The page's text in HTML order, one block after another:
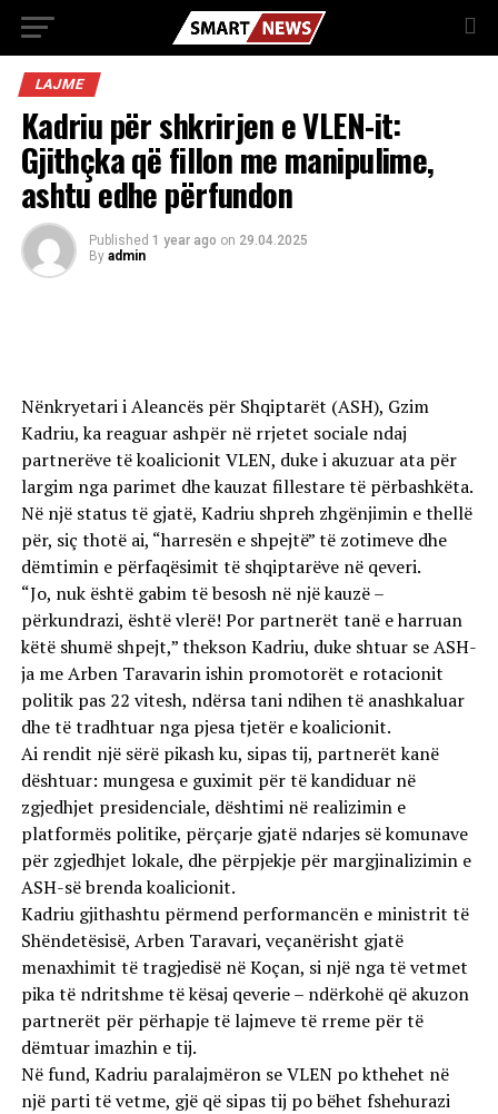
LAJME
Kadriu për shkrirjen e VLEN-it:
Gjithçka që fillon me manipulime,
ashtu edhe përfundon
Published 1 year ago on 29.04.2025
By admin
Nënkryetari i Aleancës për Shqiptarët (ASH), Gzim
Kadriu, ka reaguar ashpër në rrjetet sociale ndaj
partnerëve të koalicionit VLEN, duke i akuzuar ata për
largim nga parimet dhe kauzat fillestare të përbashkëta.
Në një status të gjatë, Kadriu shpreh zhgënjimin e thellë
për, siç thotë ai, “harresën e shpejtë” të zotimeve dhe
dëmtimin e përfaqësimit të shqiptarëve në qeveri.
“Jo, nuk është gabim të besosh në një kauzë –
përkundrazi, është vlerë! Por partnerët tanë e harruan
këtë shumë shpejt,” thekson Kadriu, duke shtuar se ASH-
ja me Arben Taravarin ishin promotorët e rotacionit
politik pas 22 vitesh, ndërsa tani ndihen të anashkaluar
dhe të tradhtuar nga pjesa tjetër e koalicionit.
Ai rendit një sërë pikash ku, sipas tij, partnerët kanë
dështuar: mungesa e guximit për të kandiduar në
zgjedhjet presidenciale, dështimi në realizimin e
platformës politike, përçarje gjatë ndarjes së komunave
për zgjedhjet lokale, dhe përpjekje për margjinalizimin e
ASH-së brenda koalicionit.
Kadriu gjithashtu përmend performancën e ministrit të
Shëndetësisë, Arben Taravari, veçanërisht gjatë
menaxhimit të tragjedisë në Koçan, si një nga të vetmet
pika të ndritshme të kësaj qeverie – ndërkohë që akuzon
partnerët për përhapje të lajmeve të rreme për të
dëmtuar imazhin e tij.
Në fund, Kadriu paralajmëron se VLEN po kthehet në
një parti të vetme, gjë që sipas tij po bëhet fshehurazi